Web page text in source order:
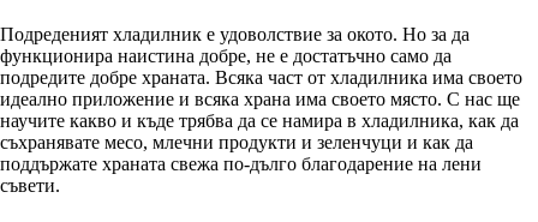
Подреденият хладилник е удоволствие за окото. Но за да
функционира наистина добре, не е достатъчно само да
подредите добре храната. Всяка част от хладилника има своето
идеално приложение и всяка храна има своето място. С нас ще
научите какво и къде трябва да се намира в хладилника, как да
съхранявате месо, млечни продукти и зеленчуци и как да
поддържате храната свежа по-дълго благодарение на лени
съвети.